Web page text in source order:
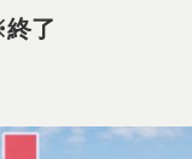
了